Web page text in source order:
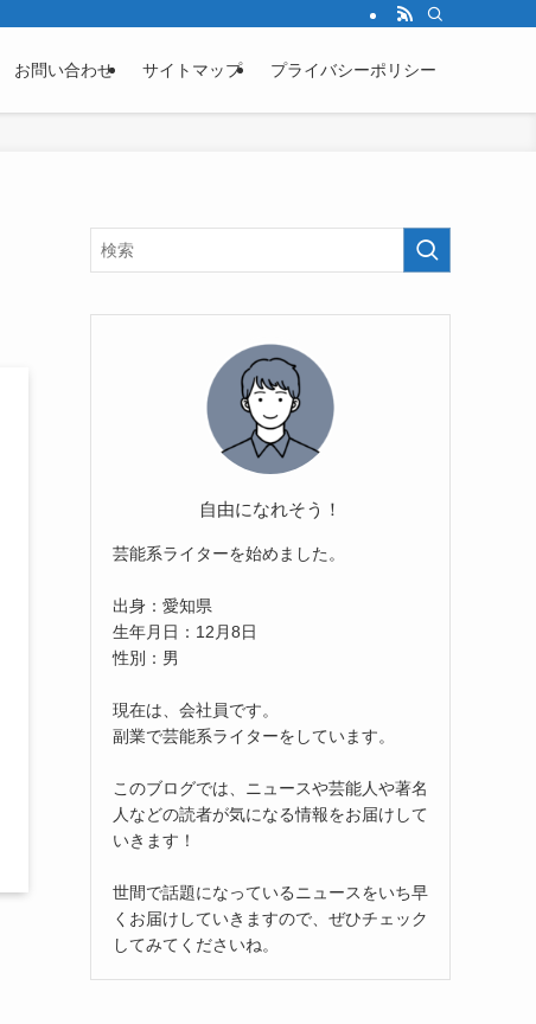
お問い合わせ サイトマップ プライバシーポリシー
自由になれそう！
芸能系ライターを始めました。
出身：愛知県
生年月日：12月8日
性別：男
現在は、会社員です。
副業で芸能系ライターをしています。
このブログでは、ニュースや芸能人や著名
人などの読者が気になる情報をお届けして
いきます！
世間で話題になっているニュースをいち早
くお届けしていきますので、ぜひチェック
してみてくださいね。